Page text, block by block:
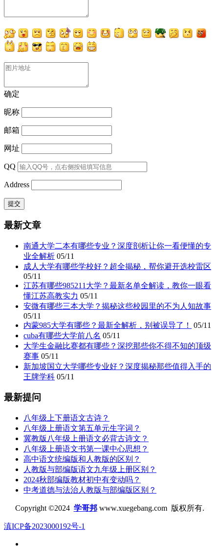
确定
昵称
邮箱
网址
QQ
Address
最新文章
南通大学二本有哪些专业？深度剖析让你一看便懂的专
业全解析 05/11
成人大学有哪些学校好？超全揭秘，帮你避开选校雷区
05/11
江苏有哪些985211大学？最新名单全解读，教你一眼看
懂江苏高教实力 05/11
安微有哪些三本大学？揭秘这些校园里的不为人知故事
05/11
内蒙985大学有哪些？最新全解析，别被误导了！
05/11
cuba有哪些大学前八名 05/11
大学生金融比赛都有哪些？深挖那些你不得不知的顶级
赛事 05/11
新加坡国立大学哪些专业好？深度揭秘那些值得入手的
王牌学科 05/11
最新提问
八年级上下册语文古诗？
八年级上册语文第五单元生字词？
冀教版八年级上册语文必背古诗文？
八年级上册语文书第一课中心思想？
高中语文统编版和人教版的区别？
人教版与部编版语文九年级上册区别？
2024秋部编版教材初中有变动吗？
中考道德与法治人教版与部编版区别？
Copyright ©2024 学哥邦www.xuegebang.com 版权所有.
滇ICP备2023000192号-1